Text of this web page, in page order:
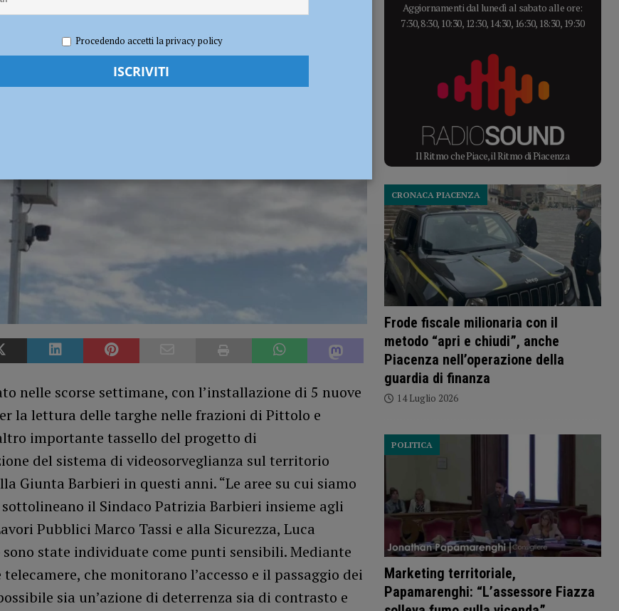
della città, perde il controllo dell’auto e aggredisce i poliziotti:
Redazione FG Attualità
nelle scorse settimane, con l’installazione di 5 nuove
la lettura delle targhe nelle frazioni di Pittolo e
importante tassello del progetto di
del sistema di videosorveglianza sul territorio
Giunta Barbieri in questi anni. “Le aree su cui siamo
il Sindaco Patrizia Barbieri insieme agli
Pubblici Marco Tassi e alla Sicurezza, Luca
sono state individuate come punti sensibili. Mediante
che monitorano l’accesso e il passaggio dei
sia un’azione di deterrenza sia di contrasto e
Aggiornamenti dal lunedì al sabato alle ore:
7:30, 8:30, 10:30, 12:30, 14:30, 16:30, 18:30, 19:30
Il Ritmo che Piace, il Ritmo di Piacenza
Frode fiscale milionaria con il
metodo “apri e chiudi”, anche
Piacenza nell’operazione della
guardia di finanza
CRONACA PIACENZA
14 Luglio 2026
Marketing territoriale,
Papamarenghi: “L’assessore Fiazza
POLITICA
Procedendo accetti la privacy policy